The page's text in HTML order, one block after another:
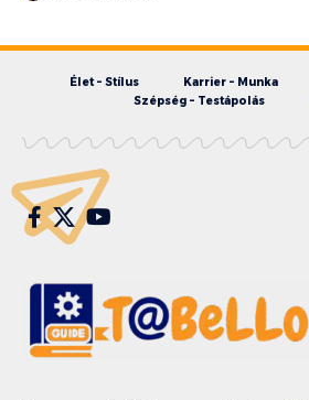
Élet – Stílus Karrier – Munka
Szépség – Testápolás